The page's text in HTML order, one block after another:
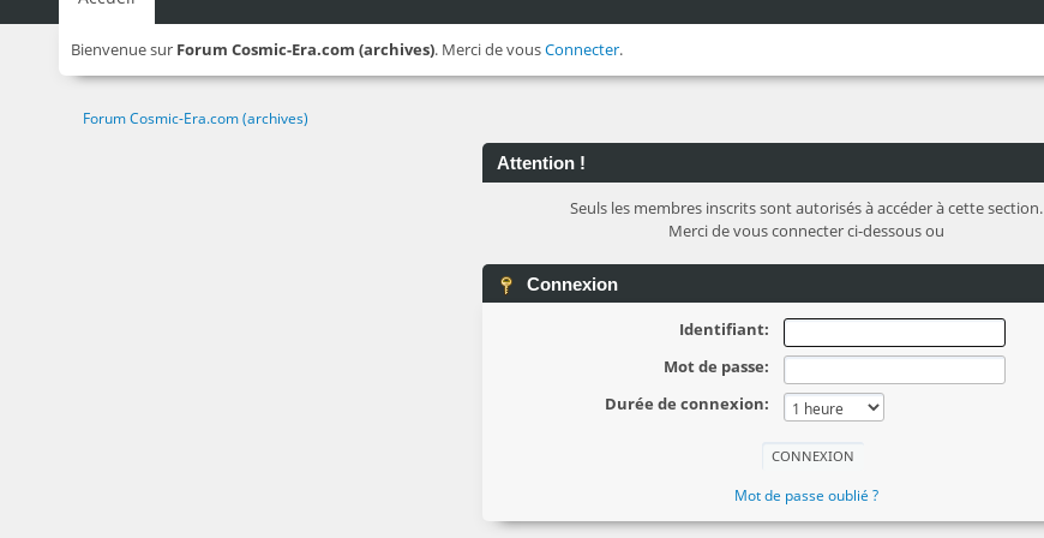
Bienvenue sur Forum Cosmic-Era.com (archives). Merci de vousConnecter.
Forum Cosmic-Era.com (archives)
Attention !
Seuls les membres inscrits sont autorisés à accéder à cette section.
Merci de vous connecter ci-dessous ou
Connexion
Identifiant:
Mot de passe:
Durée de connexion:
Mot de passe oublié ?